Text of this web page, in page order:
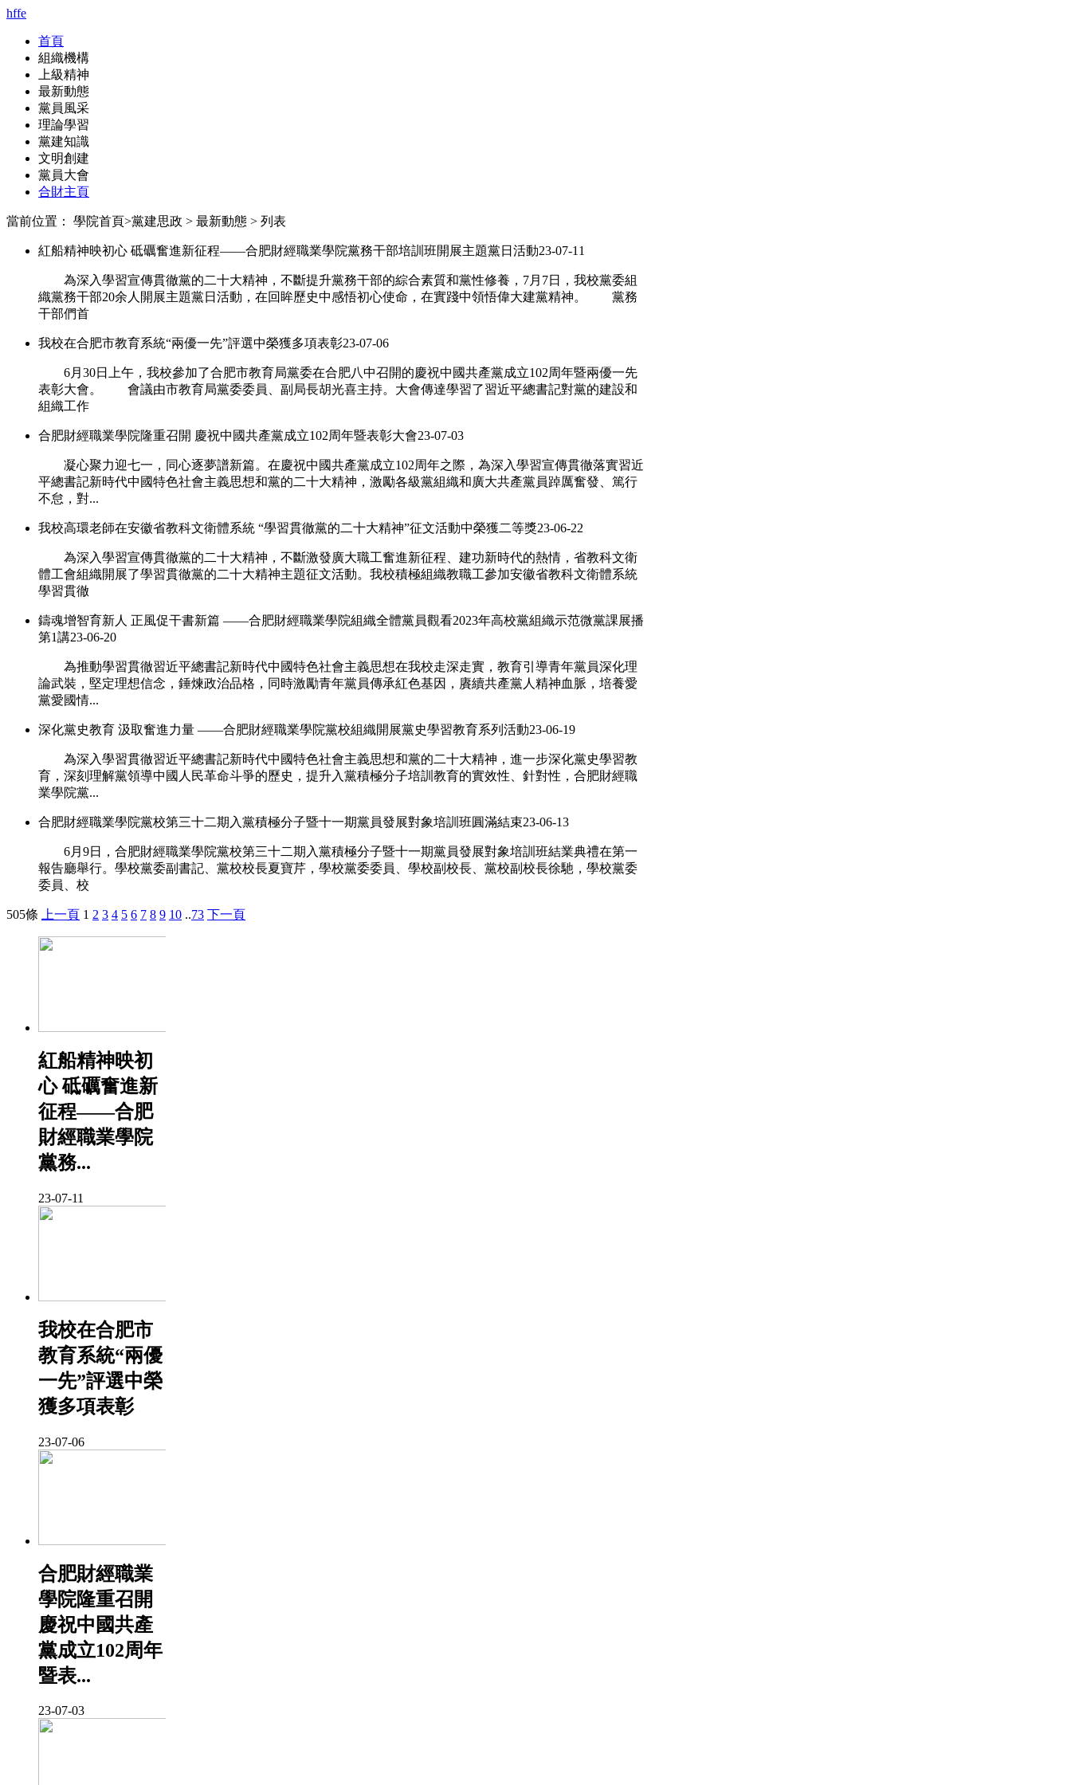
hffe
首頁
組織機構
上級精神
最新動態
黨員風采
理論學習
黨建知識
文明創建
黨員大會
合財主頁
當前位置： 學院首頁>黨建思政 > 最新動態 > 列表
紅船精神映初心 砥礪奮進新征程——合肥財經職業學院黨務干部培訓班開展主題黨日活動23-07-11
為深入學習宣傳貫徹黨的二十大精神，不斷提升黨務干部的綜合素質和黨性修養，7月7日，我校黨委組
織黨務干部20余人開展主題黨日活動，在回眸歷史中感悟初心使命，在實踐中領悟偉大建黨精神。 黨務
干部們首
我校在合肥市教育系統“兩優一先”評選中榮獲多項表彰23-07-06
6月30日上午，我校參加了合肥市教育局黨委在合肥八中召開的慶祝中國共產黨成立102周年暨兩優一先
表彰大會。 會議由市教育局黨委委員、副局長胡光喜主持。大會傳達學習了習近平總書記對黨的建設和
組織工作
合肥財經職業學院隆重召開 慶祝中國共產黨成立102周年暨表彰大會23-07-03
凝心聚力迎七一，同心逐夢譜新篇。在慶祝中國共產黨成立102周年之際，為深入學習宣傳貫徹落實習近
平總書記新時代中國特色社會主義思想和黨的二十大精神，激勵各級黨組織和廣大共產黨員踔厲奮發、篤行
不怠，對...
我校高環老師在安徽省教科文衛體系統 “學習貫徹黨的二十大精神”征文活動中榮獲二等獎23-06-22
為深入學習宣傳貫徹黨的二十大精神，不斷激發廣大職工奮進新征程、建功新時代的熱情，省教科文衛
體工會組織開展了學習貫徹黨的二十大精神主題征文活動。我校積極組織教職工參加安徽省教科文衛體系統
學習貫徹
鑄魂增智育新人 正風促干書新篇 ——合肥財經職業學院組織全體黨員觀看2023年高校黨組織示范微黨課展播
第1講23-06-20
為推動學習貫徹習近平總書記新時代中國特色社會主義思想在我校走深走實，教育引導青年黨員深化理
論武裝，堅定理想信念，錘煉政治品格，同時激勵青年黨員傳承紅色基因，賡續共產黨人精神血脈，培養愛
黨愛國情...
深化黨史教育 汲取奮進力量 ——合肥財經職業學院黨校組織開展黨史學習教育系列活動23-06-19
為深入學習貫徹習近平總書記新時代中國特色社會主義思想和黨的二十大精神，進一步深化黨史學習教
育，深刻理解黨領導中國人民革命斗爭的歷史，提升入黨積極分子培訓教育的實效性、針對性，合肥財經職
業學院黨...
合肥財經職業學院黨校第三十二期入黨積極分子暨十一期黨員發展對象培訓班圓滿結束23-06-13
6月9日，合肥財經職業學院黨校第三十二期入黨積極分子暨十一期黨員發展對象培訓班結業典禮在第一
報告廳舉行。學校黨委副書記、黨校校長夏寶芹，學校黨委委員、學校副校長、黨校副校長徐馳，學校黨委
委員、校
505條 上一頁 1 2 3 4 5 6 7 8 9 10 ..73 下一頁
紅船精神映初
心 砥礪奮進新
征程——合肥
財經職業學院
黨務...
23-07-11
我校在合肥市
教育系統“兩優
一先”評選中榮
獲多項表彰
23-07-06
合肥財經職業
學院隆重召開
慶祝中國共產
黨成立102周年
暨表...
23-07-03